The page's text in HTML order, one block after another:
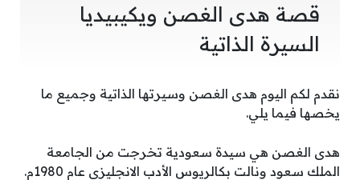
قصة هدى الغصن ويكيبيديا
السيرة الذاتية
نقدم لكم اليوم هدى الغصن وسيرتها الذاتية وجميع ما
يخصها فيما يلي.
هدى الغصن هي سيدة سعودية تخرجت من الجامعة
الملك سعود ونالت بكالريوس الأدب الانجليزي عام 1980م.